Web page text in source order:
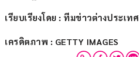
เรียบเรียงโดย : ทีมข่าวต่างประเทศ
เครดิตภาพ : GETTY IMAGES